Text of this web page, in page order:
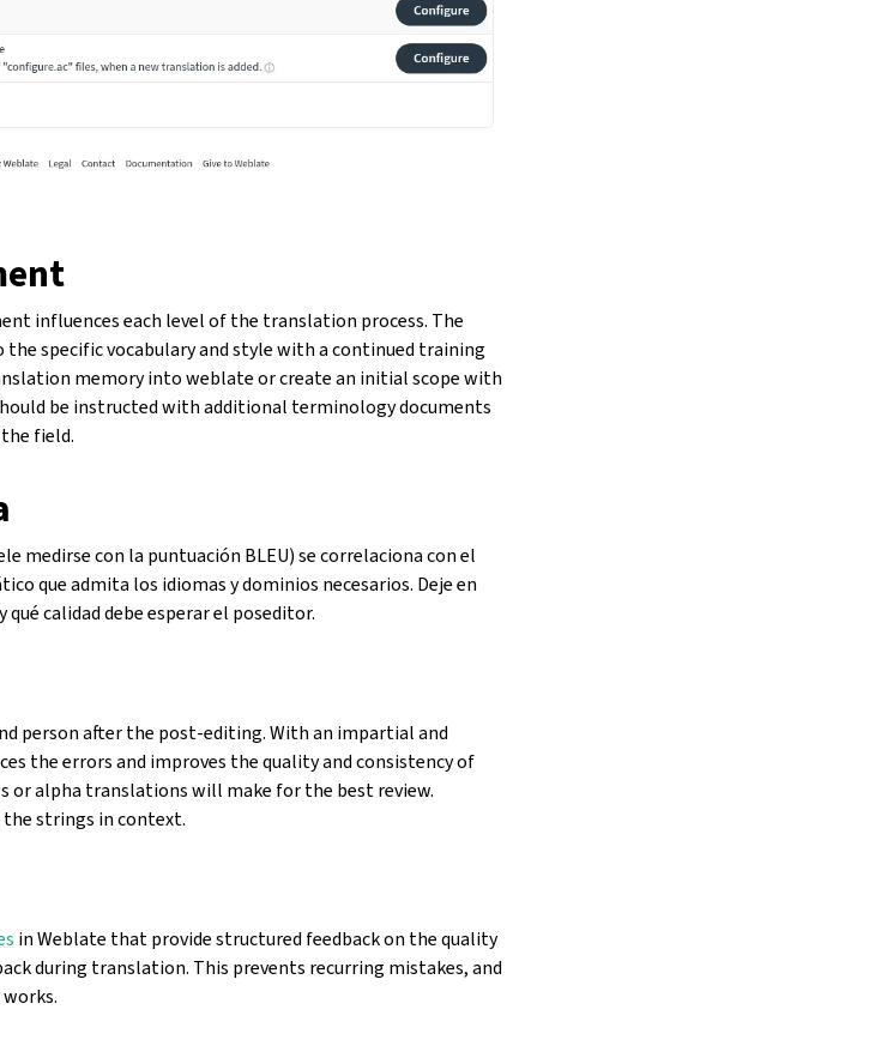
influences each level of the translation process. The
specific vocabulary and style with a continued training
memory into weblate or create an initial scope with
be instructed with additional terminology documents
field.
medirse con la puntuación BLEU) se correlaciona con el
que admita los idiomas y dominios necesarios. Deje en
calidad debe esperar el poseditor.
person after the post-editing. With an impartial and
the errors and improves the quality and consistency of
or alpha translations will make for the best review.
strings in context.
in Weblate that provide structured feedback on the quality
during translation. This prevents recurring mistakes, and